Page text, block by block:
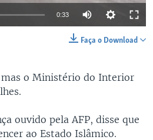
0:33
Faça o Download
o Ministério do Interior
ouvido pela AFP, disse que
ao Estado Islâmico.